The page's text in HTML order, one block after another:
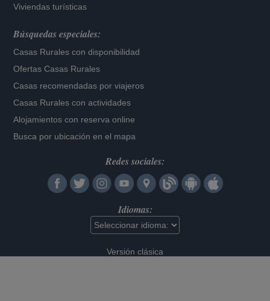
Viviendas turísticas
Búsquedas especiales:
Casas Rurales con disponibilidad
Ofertas Casas Rurales
Casas recomendadas por viajeros
Casas Rurales con actividades
Alojamientos con reserva online
Busca por ubicación en el mapa
Redes sociales:
Idiomas:
Versión clásica